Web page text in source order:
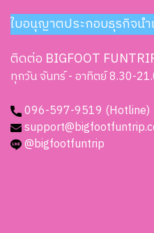
ใบอนุญาตประกอบธุรกิจน
ติดต่อ BIGFOOT
ทุกวัน จันทร์ - อาทิตย์ 8.30-
096-597-9519 (Hotline)
@bigfootfuntrip